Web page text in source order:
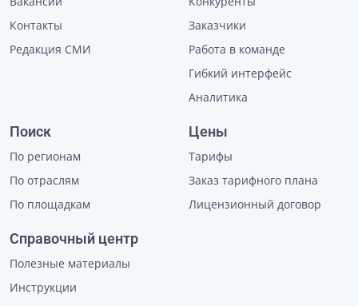
Контакты
Редакция СМИ
Заказчики
Работа в команде
Гибкий интерфейс
Аналитика
Поиск
По регионам
По отраслям
По площадкам
Цены
Тарифы
Заказ тарифного плана
Лицензионный договор
Справочный центр
Полезные материалы
Инструкции